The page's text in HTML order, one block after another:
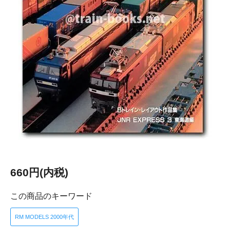
660円(内税)
この商品のキーワード
RM MODELS 2000年代